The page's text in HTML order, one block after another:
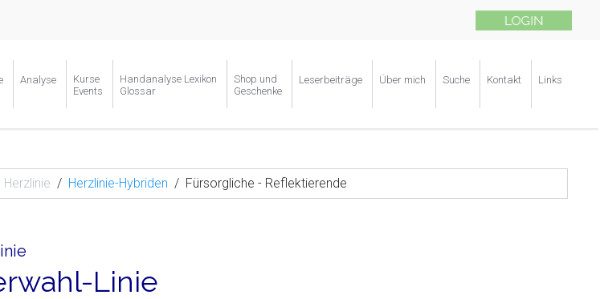
Analyse
Kurse
Events
Handanalyse Lexikon
Glossar
Shop und
Geschenke
Leserbeiträge Über mich Suche Kontakt Links
Herzlinie Herzlinie-Hybriden Fürsorgliche - Reflektierende
Linie